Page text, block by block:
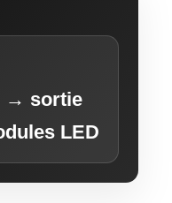
→ sortie
LED